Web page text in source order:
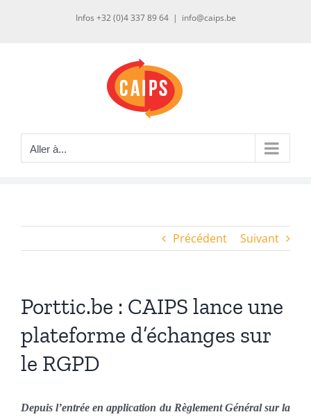
Infos +32 (0)4 337 89 64 | info@caips.be
Aller à...
Précédent Suivant
Porttic.be : CAIPS lance une
plateforme d’échanges sur
le RGPD
Depuis l’entrée en application du Règlement Général sur la